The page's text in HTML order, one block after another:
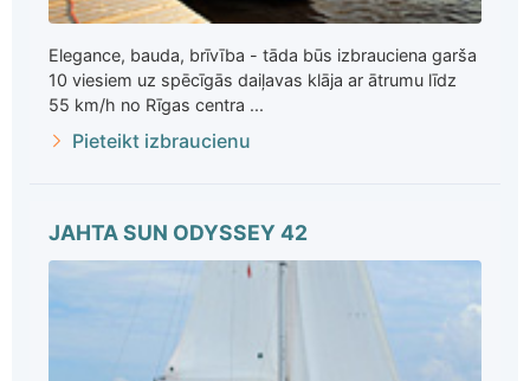
Elegance, bauda, brīvība - tāda būs izbrauciena garša
10 viesiem uz spēcīgās daiļavas klāja ar ātrumu līdz
55 km/h no Rīgas centra ...
Pieteikt izbraucienu
JAHTA SUN ODYSSEY 42